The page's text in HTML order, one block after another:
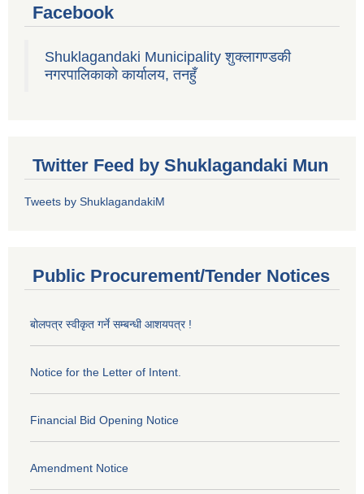
Facebook
Shuklagandaki Municipality शुक्लागण्डकी
नगरपालिकाको कार्यालय, तनहुँ
Twitter Feed by Shuklagandaki Mun
Tweets by ShuklagandakiM
Public Procurement/Tender Notices
बोलपत्र स्वीकृत गर्ने सम्बन्धी आशयपत्र !
Notice for the Letter of Intent.
Financial Bid Opening Notice
Amendment Notice